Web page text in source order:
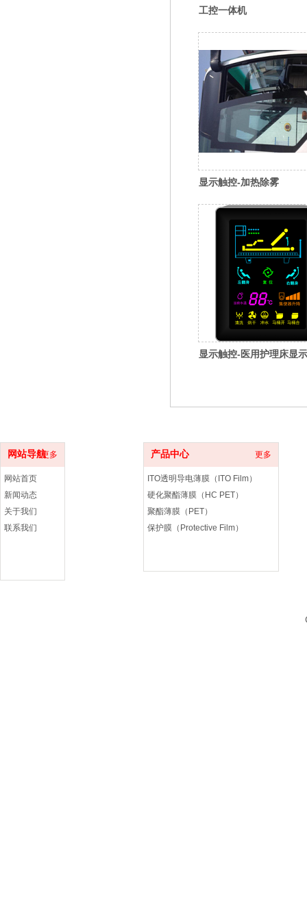
工控一体机
显示触控-加热除雾
显示触控-医用护理床显
网站导航更多
网站首页
新闻动态
关于我们
联系我们
产品中心 更多
ITO透明导电薄膜（ITO Film）
硬化聚酯薄膜（HC PET）
聚酯薄膜（PET）
保护膜（Protective Film）